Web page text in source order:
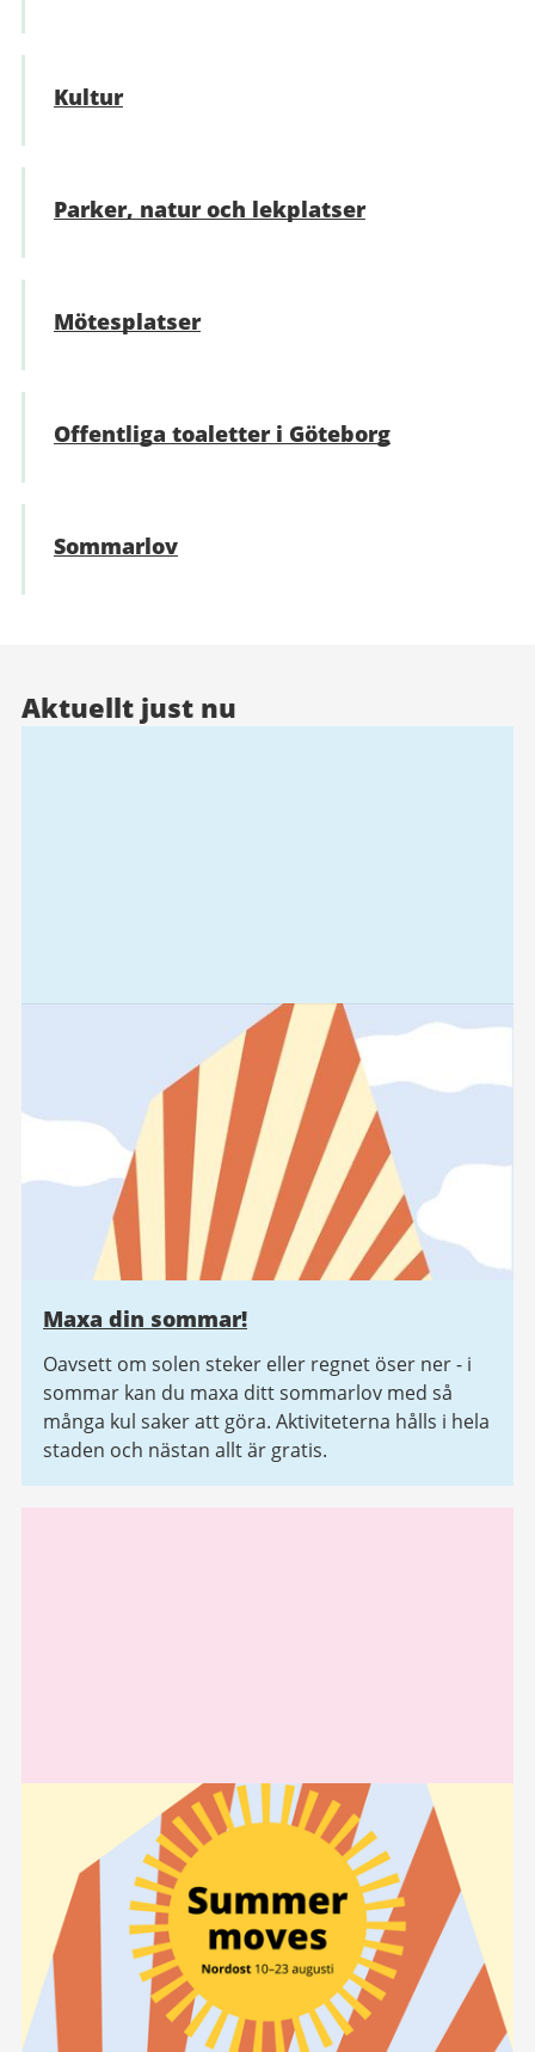
Kultur
Parker, natur och lekplatser
Mötesplatser
Offentliga toaletter i Göteborg
Sommarlov
Aktuellt just nu
Maxa din sommar!
Oavsett om solen steker eller regnet öser ner - i
sommar kan du maxa ditt sommarlov med så
många kul saker att göra. Aktiviteterna hålls i hela
staden och nästan allt är gratis.